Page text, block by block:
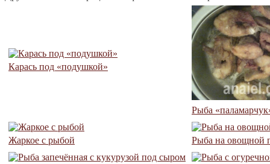
Карась под «подушкой»
Рыба
Жаркое с рыбой Рыба на овощной